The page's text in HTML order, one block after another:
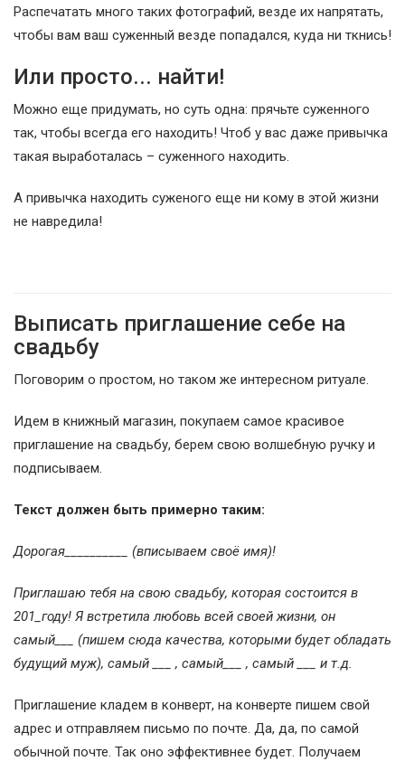
Распечатать много таких фотографий, везде их напрятать,
чтобы вам ваш суженный везде попадался, куда ни ткнись!
Или просто... найти!
Можно еще придумать, но суть одна: прячьте суженного
так, чтобы всегда его находить! Чтоб у вас даже привычка
такая выработалась – суженного находить.
А привычка находить суженого еще ни кому в этой жизни
не навредила!
Выписать приглашение себе на
свадьбу
Поговорим о простом, но таком же интересном ритуале.
Идем в книжный магазин, покупаем самое красивое
приглашение на свадьбу, берем свою волшебную ручку и
подписываем.
Текст должен быть примерно таким:
Дорогая__________ (вписываем своё имя)!
Приглашаю тебя на свою свадьбу, которая состоится в
201_году! Я встретила любовь всей своей жизни, он
самый___ (пишем сюда качества, которыми будет обладать
будущий муж), самый ___ , самый___ , самый ___ и т.д.
Приглашение кладем в конверт, на конверте пишем свой
адрес и отправляем письмо по почте. Да, да, по самой
обычной почте. Так оно эффективнее будет. Получаем